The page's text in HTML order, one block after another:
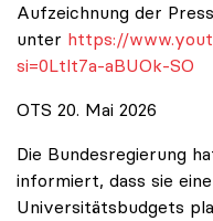
Aufzeichnung der
unter https://
si=0Ltlt7a-aBUOk-SO
OTS 20. Mai 2026
Die Bundesregierung
informiert, dass sie
Universitätsbudgets